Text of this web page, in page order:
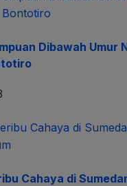
Dibawah Umur
Cahaya di